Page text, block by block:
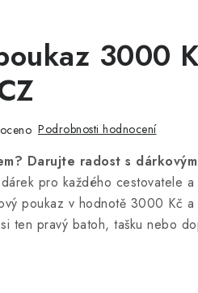
3000
Podrobnosti hodnocení
Darujte radost s
pro každého cestovatele a
poukaz v hodnotě 3000 Kč a
ten pravý batoh, tašku nebo